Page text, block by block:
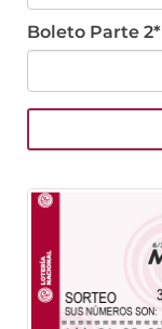
Boleto Parte 2*